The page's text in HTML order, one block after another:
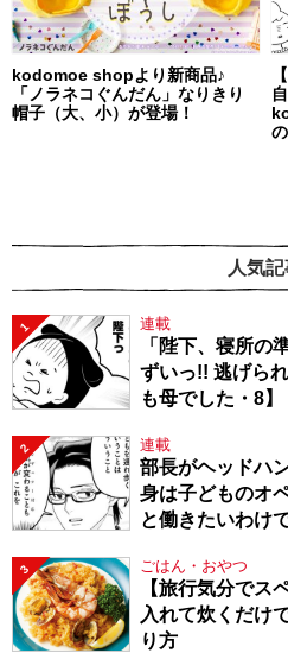
kodomoe shopより新商品♪
「ノラネコぐんだん」なりきり
帽子（大、小）が登場！
人気
1 連載
「陛下、寝所の
ずいっ!! 逃げら
も母でした・8】
2 連載
部長がヘッドハ
身は子どものオ
と働きたいわけ
3 ごはん・おやつ
【旅行気分でス
入れて炊くだけ
り方